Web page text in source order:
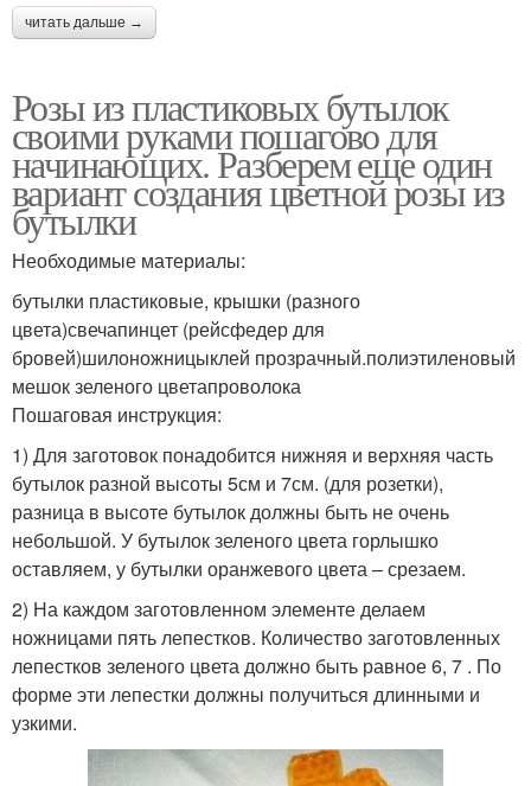
читать дальше →
Розы из пластиковых бутылок
своими руками пошагово для
начинающих. Разберем еще один
вариант создания цветной розы из
бутылки
Необходимые материалы:
бутылки пластиковые, крышки (разного
цвета)свечапинцет (рейсфедер для
бровей)шилоножницыклей прозрачный.полиэтиленовый
мешок зеленого цветапроволока
Пошаговая инструкция:
1) Для заготовок понадобится нижняя и верхняя часть
бутылок разной высоты 5см и 7см. (для розетки),
разница в высоте бутылок должны быть не очень
небольшой. У бутылок зеленого цвета горлышко
оставляем, у бутылки оранжевого цвета – срезаем.
2) На каждом заготовленном элементе делаем
ножницами пять лепестков. Количество заготовленных
лепестков зеленого цвета должно быть равное 6, 7 . По
форме эти лепестки должны получиться длинными и
узкими.